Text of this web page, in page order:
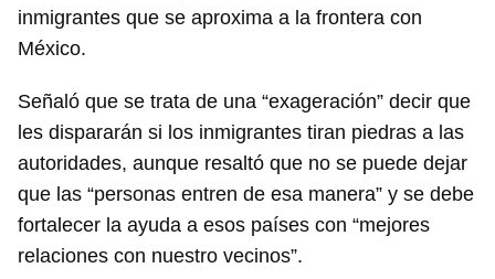
Guardar como favorito
Para poder guardar como favorito, primero has de
iniciar sesión con tu cuenta de 14ymedio.
inmigrantes que se aproxima a la frontera con
México.
Señaló que se trata de una “exageración” decir que
les dispararán si los inmigrantes tiran piedras a las
autoridades, aunque resaltó que no se puede dejar
que las “personas entren de esa manera” y se debe
fortalecer la ayuda a esos países con “mejores
relaciones con nuestro vecinos”.